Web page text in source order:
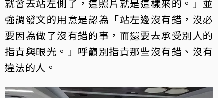
就會去站左側了，這照片就是這樣來的。」並
強調發文的用意是認為「站左邊沒有錯，沒必
要因為做了沒有錯的事，而還要去承受別人的
指責與眼光。」呼籲別指責那些沒有錯、沒有
違法的人。